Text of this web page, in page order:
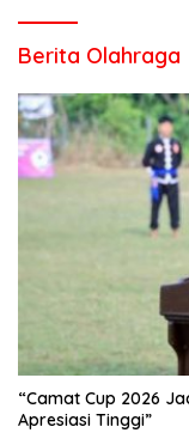
Berita Olahraga
“Camat Cup 2026
Apresiasi Tinggi”